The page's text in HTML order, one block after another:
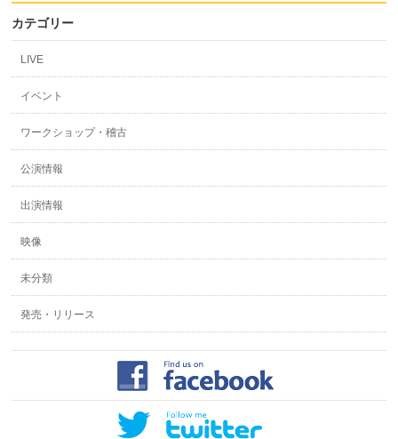
カテゴリー
LIVE
イベント
ワークショップ・稽古
公演情報
出演情報
映像
未分類
発売・リリース